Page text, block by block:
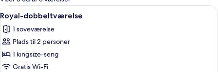
værelser
Indlæs
alle
billeder
af
Royal-
dobbeltværelse
Et hotelværelse med en stor seng,
10
Royal-dobbeltværelse
1 soveværelse
Plads til 2 personer
1 kingsize-seng
Gratis Wi-Fi